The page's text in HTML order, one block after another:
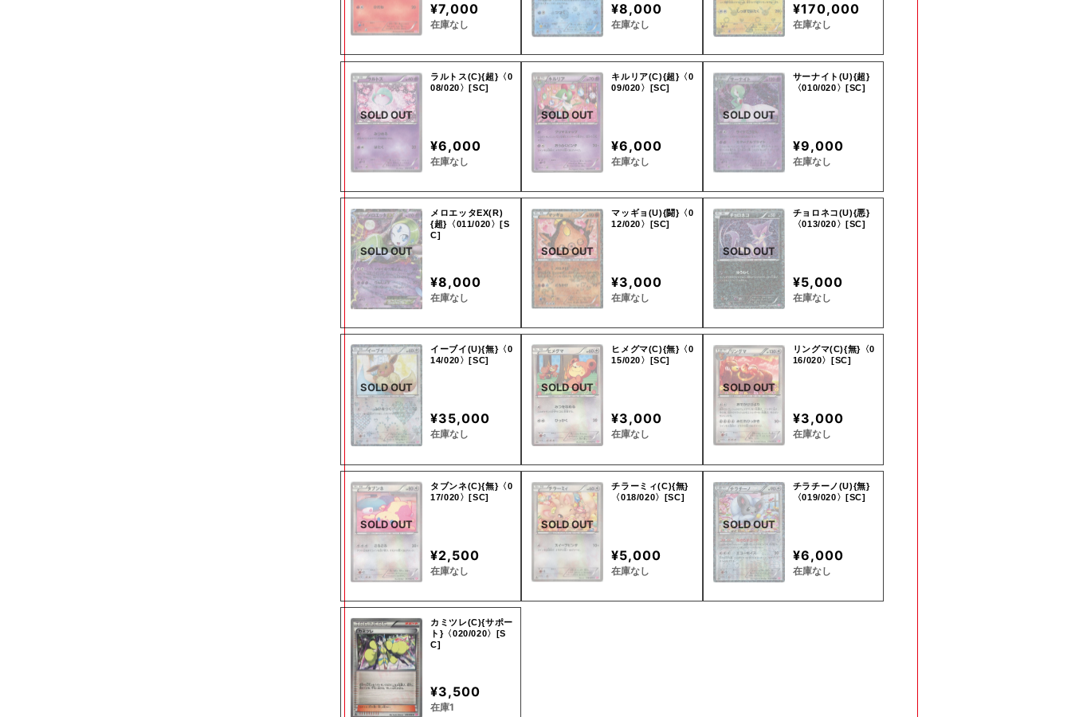
¥7,000
在庫なし
¥8,000
在庫なし
¥170,000
在庫なし
SOLD OUT
ラルトス(C){超}〈0
08/020〉[SC]
¥6,000
在庫なし
SOLD OUT
キルリア(C){超}〈0
09/020〉[SC]
¥6,000
在庫なし
SOLD OUT
サーナイト(U){超}
〈010/020〉[SC]
¥9,000
在庫なし
SOLD OUT
メロエッタEX(R)
{超}〈011/020〉[S
C]
¥8,000
在庫なし
SOLD OUT
マッギョ(U){闘}〈0
12/020〉[SC]
¥3,000
在庫なし
SOLD OUT
チョロネコ(U){悪}
〈013/020〉[SC]
¥5,000
在庫なし
SOLD OUT
イーブイ(U){無}〈0
14/020〉[SC]
¥35,000
在庫なし
SOLD OUT
ヒメグマ(C){無}〈0
15/020〉[SC]
¥3,000
在庫なし
SOLD OUT
リングマ(C){無}〈0
16/020〉[SC]
¥3,000
在庫なし
SOLD OUT
タブンネ(C){無}〈0
17/020〉[SC]
¥2,500
在庫なし
SOLD OUT
チラーミィ(C){無}
〈018/020〉[SC]
¥5,000
在庫なし
SOLD OUT
チラチーノ(U){無}
〈019/020〉[SC]
¥6,000
在庫なし
カミツレ(C){サポー
ト}〈020/020〉[S
C]
¥3,500
在庫1